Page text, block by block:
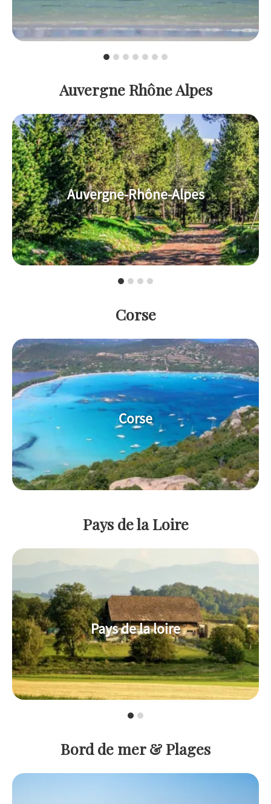
Auvergne Rhône Alpes
Auvergne-Rhône-Alpes
Corse
Corse
Pays de la Loire
Pays de la loire
Bord de mer & Plages